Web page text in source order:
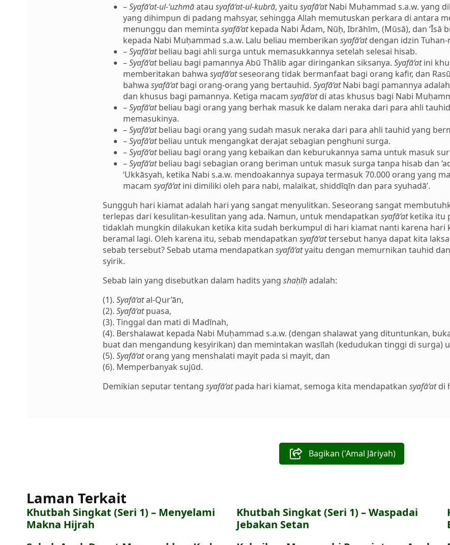
–Syafā‘at-ul-‘uzhmāatau syafā‘at-ul-kubrā, yaitu syafā‘atNabi Muḥammad s.a.w. yang
yang dihimpun di padang mahsyar, sehingga Allah memutuskan perkara di antara
menunggu dan meminta syafā‘atkepada Nabi Ādam, Nūḥ, Ibrāhīm, (Mūsā), dan
kepada Nabi Muḥammad s.a.w. Lalu beliau memberikan syafā‘atdengan idzin Tuhan-
–Syafā‘atbeliau bagi ahli surga untuk memasukkannya setelah selesai hisab.
–Syafā‘atbeliau bagi pamannya Abū Thālib agar diringankan siksanya. Syafā‘atini
memberitakan bahwa syafā‘atseseorang tidak bermanfaat bagi orang kafir, dan
bahwa syafā‘atbagi orang-orang yang bertauhid. Syafā‘atNabi bagi pamannya adalah
dan khusus bagi pamannya. Ketiga macam syafā‘atdi atas khusus bagi Nabi
–Syafā‘atbeliau bagi orang yang berhak masuk ke dalam neraka dari para ahli
memasukinya.
–Syafā‘atbeliau bagi orang yang sudah masuk neraka dari para ahli tauhid yang
–Syafā‘atbeliau untuk mengangkat derajat sebagian penghuni surga.
–Syafā‘atbeliau bagi orang yang kebaikan dan keburukannya sama untuk masuk
–Syafā‘atbeliau bagi sebagian orang beriman untuk masuk surga tanpa hisab dan
‘Ukkāsyah, ketika Nabi s.a.w. mendoakannya supaya termasuk 70.000 orang yang
macam syafā‘atini dimiliki oleh para nabi, malaikat, shiddīqīn dan para syuhadā’.
Sungguh hari kiamat adalah hari yang sangat menyulitkan. Seseorang sangat
terlepas dari kesulitan-kesulitan yang ada. Namun, untuk mendapatkan syafā‘atketika itu
tidaklah mungkin dilakukan ketika kita sudah berkumpul di hari kiamat nanti karena hari
beramal lagi. Oleh karena itu, sebab mendapatkan syafā‘attersebut hanya dapat kita
sebab tersebut? Sebab utama mendapatkan syafā‘atyaitu dengan memurnikan tauhid
syirik.
Sebab lain yang disebutkan dalam hadits yang shaḥīḥadalah:
(1). Syafā‘atal-Qur’ān,
(2). Syafā‘atpuasa,
(3). Tinggal dan mati di Madīnah,
(4). Bershalawat kepada Nabi Muḥammad s.a.w. (dengan shalawat yang dituntunkan,
buat dan mengandung kesyirikan) dan memintakan wasīlah (kedudukan tinggi di surga)
(5). Syafā‘atorang yang menshalati mayit pada si mayit, dan
(6). Memperbanyak sujūd.
Demikian seputar tentang syafā‘atpada hari kiamat, semoga kita mendapatkan syafā‘atdi
Bagikan ('Amal Jāriyah)
Laman Terkait
Khutbah Singkat (Seri 1) – Menyelami
Makna Hijrah
Khutbah Singkat (Seri 1) – Waspadai
Jebakan Setan